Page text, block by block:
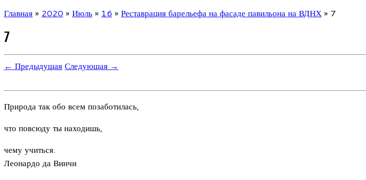
Главная » 2020 » Июль » 16 » Реставрация барельефа на фасаде павильона на ВДНХ » 7
7
← Предыдущая Следующая →
Природа так обо всем позаботилась,
что повсюду ты находишь,
чему учиться.
Леонардо да Винчи